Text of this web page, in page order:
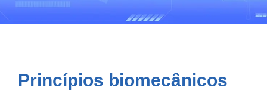
Princípios biomecânicos